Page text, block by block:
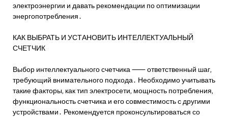
электроэнергии и давать рекомендации по оптимизации
энергопотребления․
КАК ВЫБРАТЬ И УСТАНОВИТЬ ИНТЕЛЛЕКТУАЛЬНЫЙ
СЧЕТЧИК
Выбор интеллектуального счетчика ⸺ ответственный шаг‚
требующий внимательного подхода․ Необходимо учитывать
такие факторы‚ как тип электросети‚ мощность потребления‚
функциональность счетчика и его совместимость с другими
устройствами․ Рекомендуется проконсультироваться со